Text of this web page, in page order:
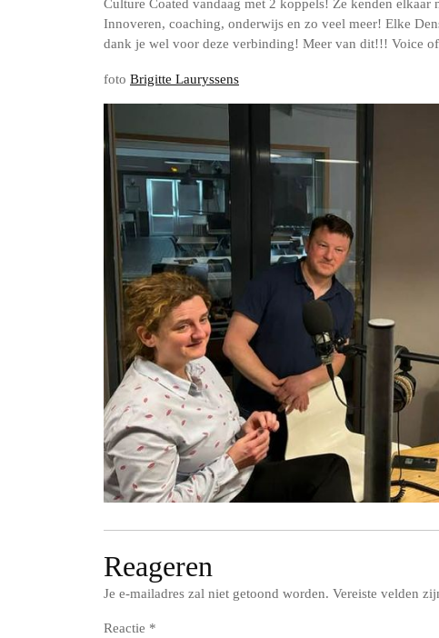
Culture Coated vandaag met 2 koppels! Ze kenden elkaar
Innoveren, coaching, onderwijs en zo veel meer! Elke
dank je wel voor deze verbinding! Meer van dit!!! Voice
foto Brigitte Lauryssens
Reageren
Je e-mailadres zal niet getoond worden. Vereiste velden
Reactie *